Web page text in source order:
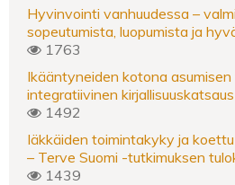
Hyvinvointi vanhuudessa –
sopeutumista, luopumista ja
1763
Ikääntyneiden kotona asumisen
integratiivinen kirjallisuuskatsaus
1492
Iäkkäiden toimintakyky ja
– Terve Suomi -tutkimuksen
1439